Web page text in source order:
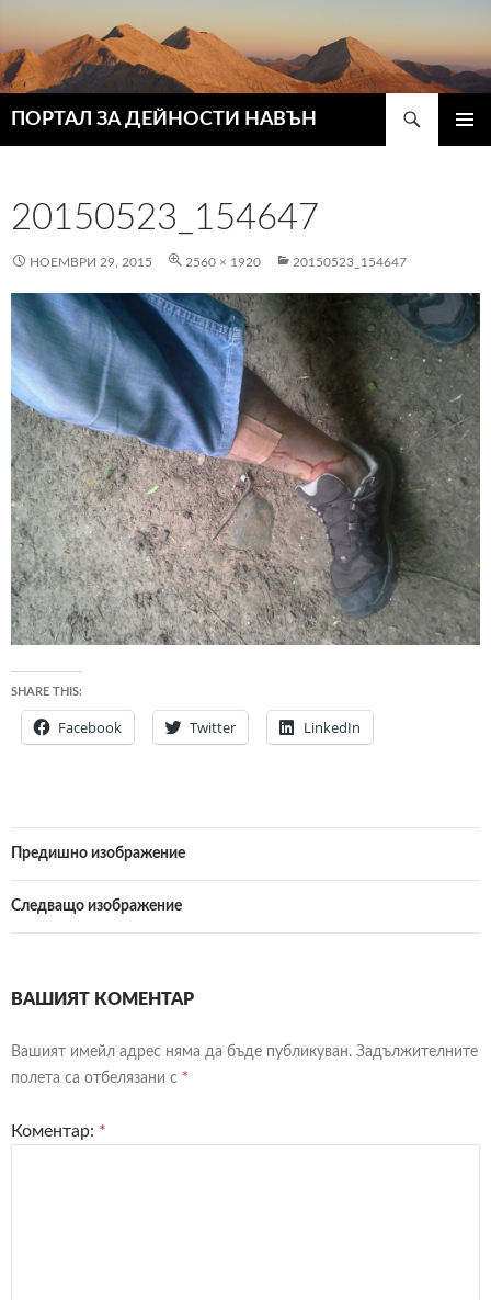
ПОРТАЛ ЗА ДЕЙНОСТИ НАВЪН
20150523_154647
НОЕМВРИ 29, 2015 2560 × 1920 20150523_154647
SHARE THIS:
Facebook Twitter LinkedIn
Предишно изображение
Следващо изображение
ВАШИЯТ КОМЕНТАР
Вашият имейл адрес няма да бъде публикуван. Задължителните
полета са отбелязани с *
Коментар: *